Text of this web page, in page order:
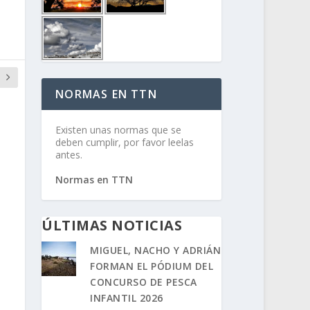
NORMAS EN TTN
Existen unas normas que se
deben cumplir, por favor leelas
antes.
Normas en TTN
ÚLTIMAS NOTICIAS
MIGUEL, NACHO Y ADRIÁN
FORMAN EL PÓDIUM DEL
CONCURSO DE PESCA
INFANTIL 2026